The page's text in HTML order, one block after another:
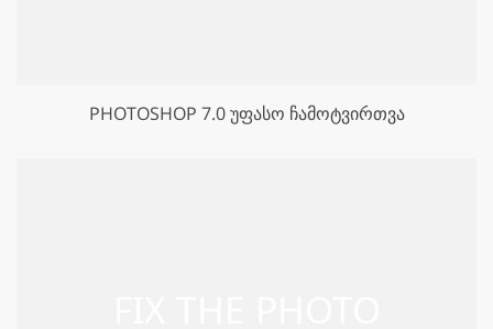
PHOTOSHOP 7.0 ᲣᲤᲐᲡᲝ ᲩᲐᲛᲝᲢᲕᲘᲠᲗᲕᲐ